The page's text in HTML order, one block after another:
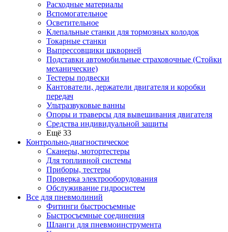
Расходные материалы
Вспомогательное
Осветительное
Клепальные станки для тормозных колодок
Токарные станки
Выпрессовщики шкворней
Подставки автомобильные страховочные (Стойки
механические)
Тестеры подвески
Кантователи, держатели двигателя и коробки
передач
Ультразвуковые ванны
Опоры и траверсы для вывешивания двигателя
Средства индивидуальной защиты
Ещё 33
Контрольно-диагностическое
Сканеры, мотортестеры
Для топливной системы
Приборы, тестеры
Проверка электрооборудования
Обслуживание гидросистем
Все для пневмолиний
Фитинги быстросъемные
Быстросъемные соединения
Шланги для пневмоинструмента